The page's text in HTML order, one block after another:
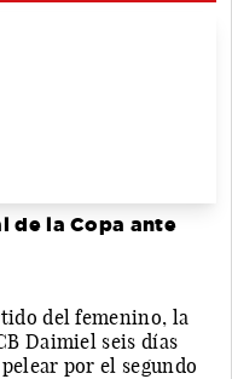
de la Copa ante
del femenino, la
Daimiel seis días
por el segundo